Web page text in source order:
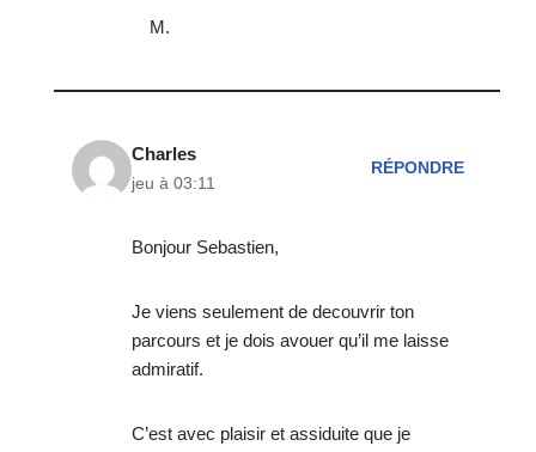
M.
Charles
jeu à 03:11
RÉPONDRE
Bonjour Sebastien,
Je viens seulement de decouvrir ton
parcours et je dois avouer qu’il me laisse
admiratif.
C’est avec plaisir et assiduite que je